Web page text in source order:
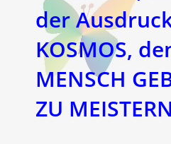
der
KOSMOS,
MENSCH
ZU